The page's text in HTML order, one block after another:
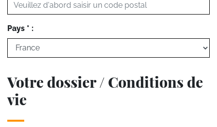
Pays * :
Votre dossier / Conditions de
vie